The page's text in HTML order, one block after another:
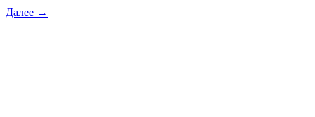
Далее →